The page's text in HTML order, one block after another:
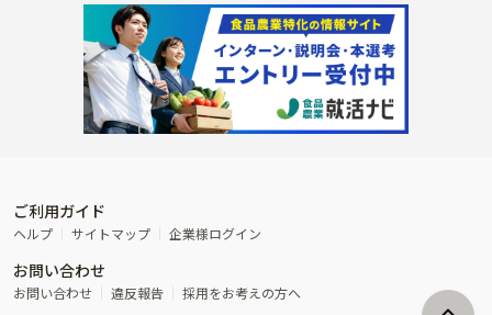
レースで活躍する馬の手入れや子馬
その他動物の畜産業（羊、ウズラな
ど）
ビニールハウスで観賞用植物の栽
植物工場
環境制御された工場で野菜の生産管
理
農業用の機械・機材の開発・販
流通･商社
農産物・農産品の物流・卸し・輸出
入
製造･加工･販売 福祉
その他農業関連企業
ネス
木材の植林・伐採・加工、または
漁業･養殖
魚介類の採捕・養殖、または水産加
工場
その他職種
AT免許OK
内定まで最短1週間 管理者･幹部採用
年間休日100日以上
経験者優遇 独立支援可能
寮･社宅相談可
転職おまかせ求人
ご利用ガイド
ヘルプ サイトマップ 企業様ログイン
お問い合わせ
お問い合わせ 違反報告 採用をお考えの方へ